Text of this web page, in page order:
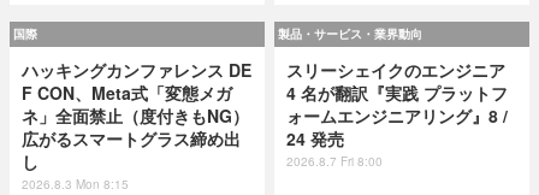
国際
ハッキングカンファレンス DE
F CON、Meta式「変態メガ
ネ」全面禁止（度付きもNG）
広がるスマートグラス締め出
し
2026.8.3 Mon 8:15
製品・サービス・業界動向
スリーシェイクのエンジニア
4 名が翻訳『実践 プラットフ
ォームエンジニアリング』8 /
24 発売
2026.8.7 Fri 8:00